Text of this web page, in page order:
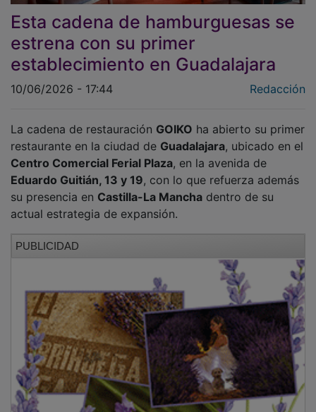
Esta cadena de hamburguesas se
estrena con su primer
establecimiento en Guadalajara
restaurante en la ciudad deGuadalajara, ubicado en el
Centro Comercial Ferial Plaza, en la avenida de
Eduardo Guitián, 13 y 19 , con lo que refuerza además
su presencia enCastilla-La Manchadentro de su
actual estrategia de expansión.